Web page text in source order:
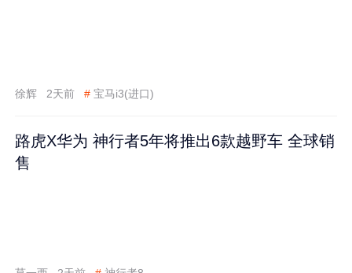
徐辉 2天前 # 宝马i3(进口)
路虎X华为 神行者5年将推出6款越野车 全球销
售